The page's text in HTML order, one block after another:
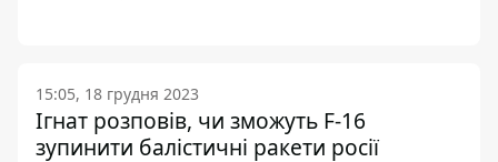
15:05, 18 грудня 2023
Ігнат розповів, чи зможуть F-16
зупинити балістичні ракети росії